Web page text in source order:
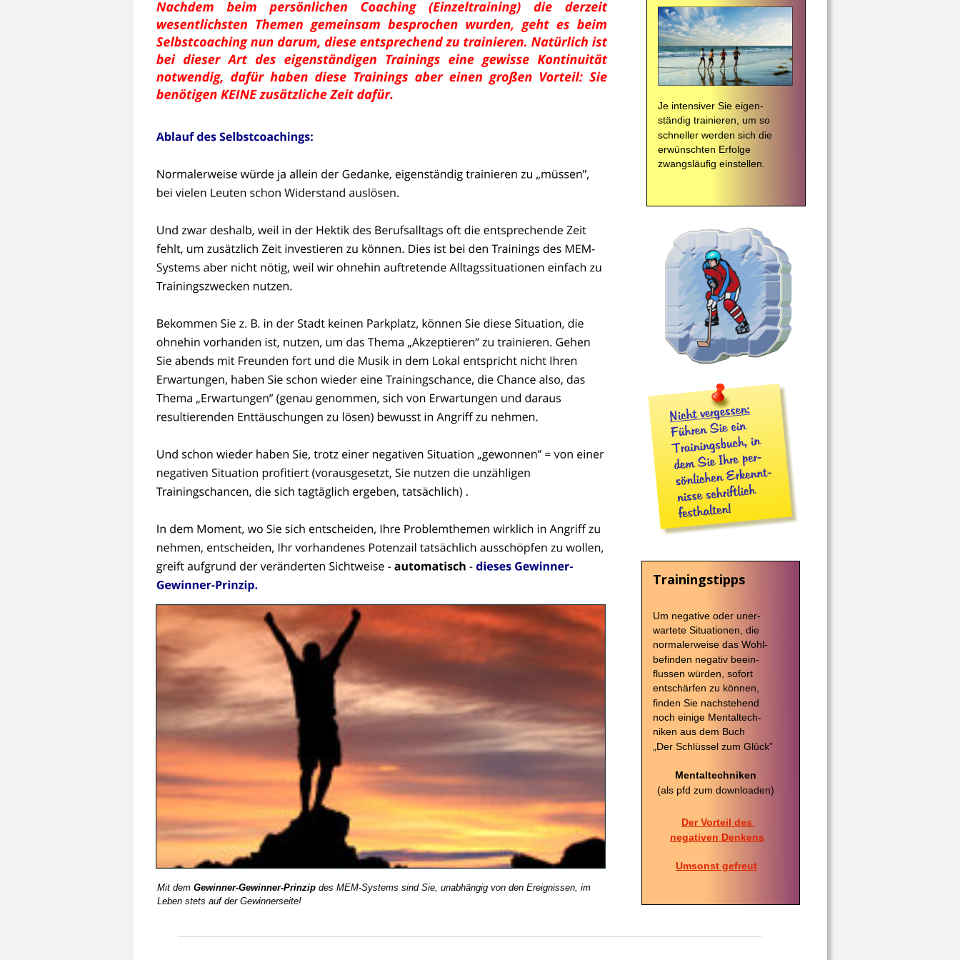
Dreams from Heaven
Mit dem Gewinner-Gewinner-Prinzip des MEM-Systems sind Sie, unabhängig von den Ereignissen, im
Leben stets auf der Gewinnerseite!
Je intensiver Sie eigen-
ständig trainieren, um so
schneller werden sich die
erwünschten Erfolge
zwangsläufig einstellen.
Trainingstipps
Um negative oder uner-
wartete Situationen, die
normalerweise das Wohl-
befinden negativ beein-
flussen würden, sofort
entschärfen zu können,
finden Sie nachstehend
noch einige Mentaltech-
niken aus dem Buch
„Der Schlüssel zum Glück”
Mentaltechniken
(als pfd zum downloaden)
Der Vorteil des
negativen Denkens
Umsonst gefreut